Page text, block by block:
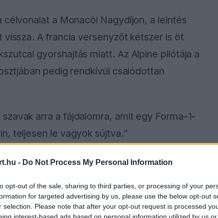
- Do Not Process My Personal Information
opt-out of the sale, sharing to third parties, or processing of your
for targeted advertising by us, please use the below opt-out
selection. Please note that after your opt-out request is processed
interest-based ads based on personal information utilized by us
célvonalat a Monacói Nagydíjon, a leintés
A francia versenyzőt kétszer is öt
gyorshajtás miatt. Az Alpine pilótája a
pedig rendkívül csalódottan
arra a fájdalomra, amit egy Forma–1-
teljesen le vagyok sújtva.”
the server or network failed or because the
supported.